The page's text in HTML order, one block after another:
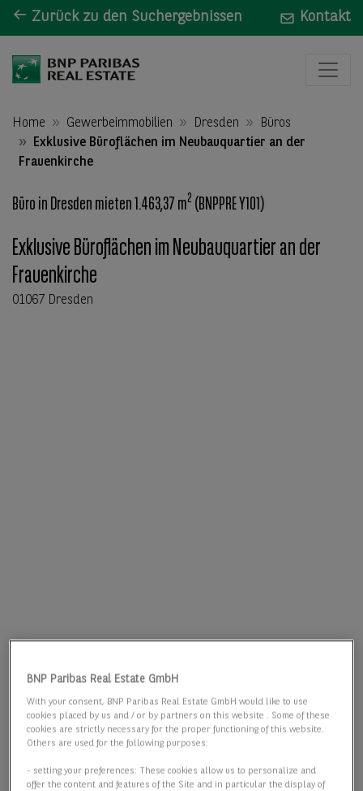
Zurück zu den Suchergebnissen Kontakt
Home Gewerbeimmobilien Dresden
Büros
Exklusive Büroflächen im Neubauquartier an der
Frauenkirche
Büro in Dresden mieten 1.463,37 m2 (BNPPRE Y101)
Exklusive Büroflächen im Neubauquartier an der
Frauenkirche
01067 Dresden
BNP Paribas Real Estate GmbH
With your consent, BNP Paribas Real Estate GmbH would like to use
cookies placed by us and / or by partners on this website . Some of these
cookies are strictly necessary for the proper functioning of this website.
Others are used for the following purposes:
- setting your preferences: These cookies allow us to personalize and
offer the content and features of the Site and in particular the display of